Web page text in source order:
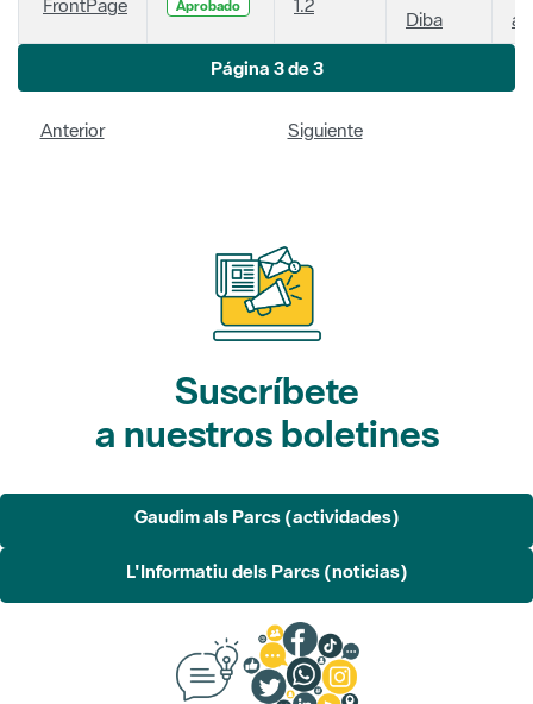
Aprobado
Diba
Página 3 de 3
Anterior Siguiente
Suscríbete
a nuestros boletines
Gaudim als Parcs (actividades)
L'Informatiu dels Parcs (noticias)